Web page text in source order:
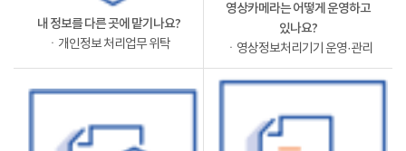
내 정보를 다른 곳에 맡기나요?
ㆍ개인정보 처리업무 위탁
영상카메라는 어떻게 운영하고
있나요?
ㆍ영상정보처리기기 운영·관리